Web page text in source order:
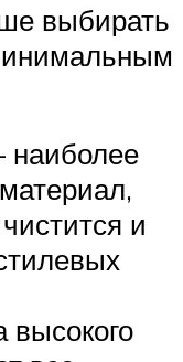
выбирать
наиболее
и
высокого